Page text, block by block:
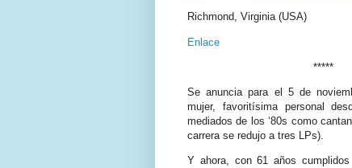
Richmond, Virginia (USA)
Enlace
*****
Se anuncia para el 5 de
mujer, favoritísima personal
mediados de los ‘80s como
carrera se redujo a tres LPs).
Y ahora, con 61 años